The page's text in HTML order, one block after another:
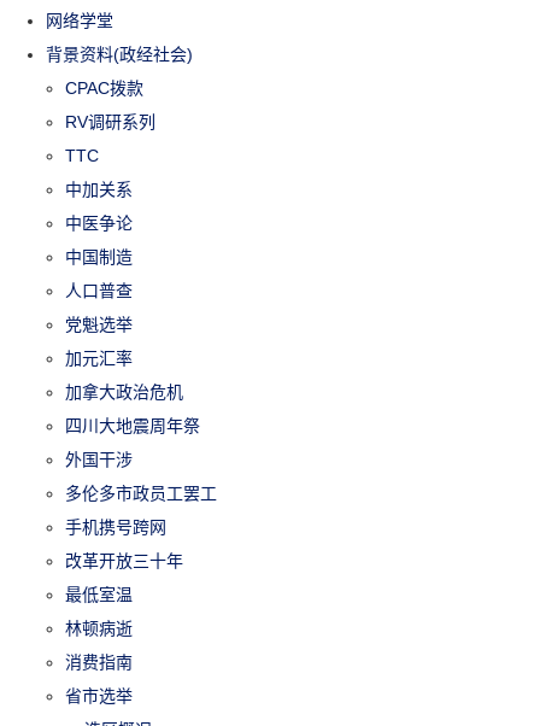
网络学堂
背景资料(政经社会)
CPAC拨款
RV调研系列
TTC
中加关系
中医争论
中国制造
人口普查
党魁选举
加元汇率
加拿大政治危机
四川大地震周年祭
外国干涉
多伦多市政员工罢工
手机携号跨网
改革开放三十年
最低室温
林顿病逝
消费指南
省市选举